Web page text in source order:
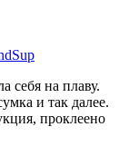
себя на плаву.
и так далее.
проклеено